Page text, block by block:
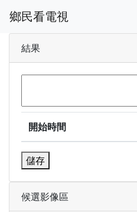
鄉民看電視
結果
開始時間
儲存
候選影像區